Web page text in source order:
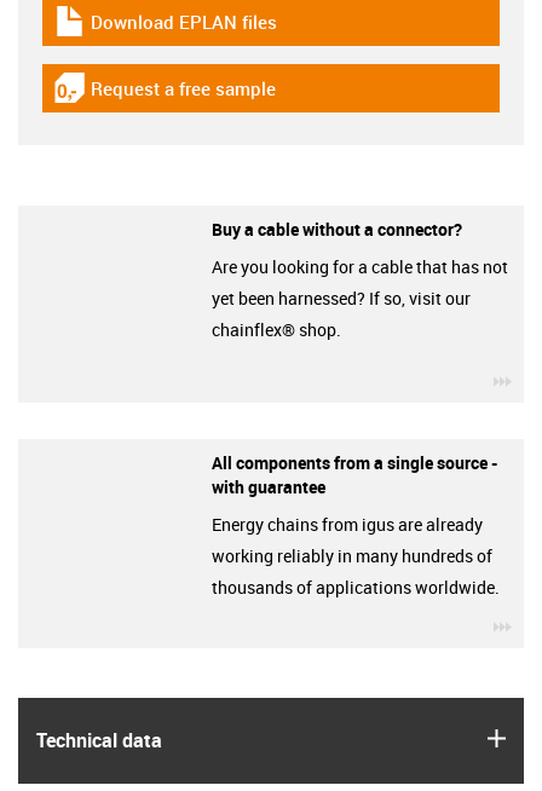
Technical data
igus-icon-download-plan
Download EPLAN files
igus-icon-gratismuster
Request a free sample
Buy a cable without a connector?
Are you looking for a cable that has not
yet been harnessed? If so, visit our
chainflex® shop.
All components from a single source -
with guarantee
Energy chains from igus are already
working reliably in many hundreds of
thousands of applications worldwide.